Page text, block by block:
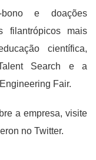
bono e doações
filantrópicos mais
científica,
Search e a
Fair.
a empresa, visite
no Twitter.